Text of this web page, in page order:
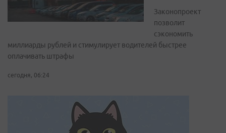
Законопроект
позволит
сэкономить
миллиарды рублей и стимулирует водителей быстрее
оплачивать штрафы
сегодня, 06:24